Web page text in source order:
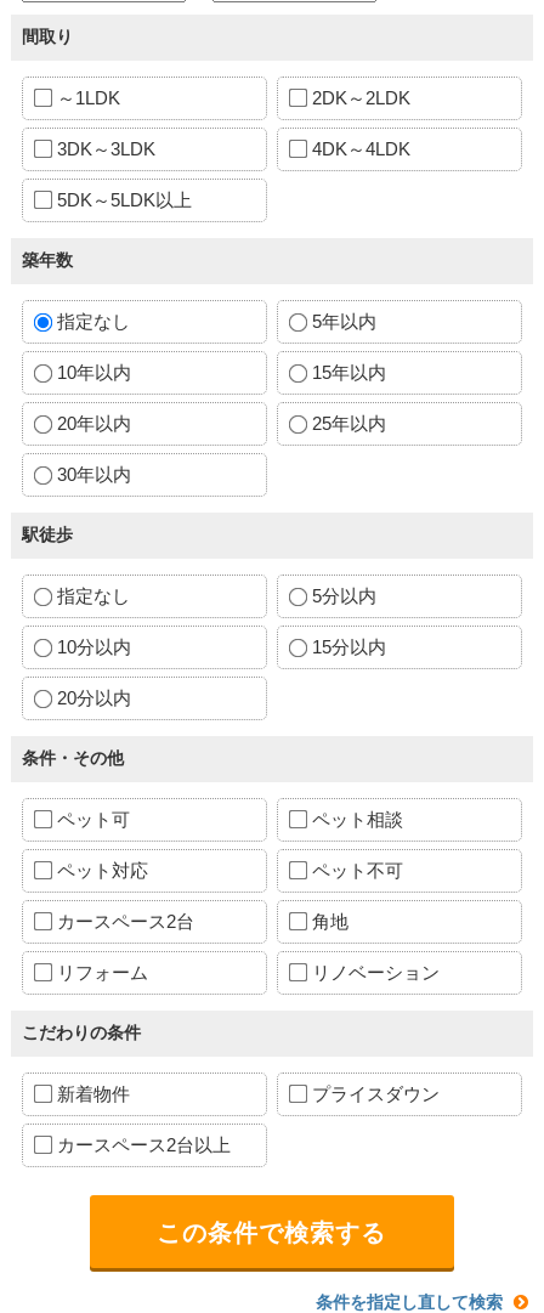
間取り
～1LDK 2DK～2LDK
3DK～3LDK 4DK～4LDK
5DK～5LDK以上
築年数
指定なし 5年以内
10年以内 15年以内
20年以内 25年以内
30年以内
駅徒歩
指定なし 5分以内
10分以内 15分以内
20分以内
条件・その他
ペット可 ペット相談
ペット対応 ペット不可
カースペース2台 角地
リフォーム リノベーション
こだわりの条件
新着物件 プライスダウン
カースペース2台以上
条件を指定し直して検索